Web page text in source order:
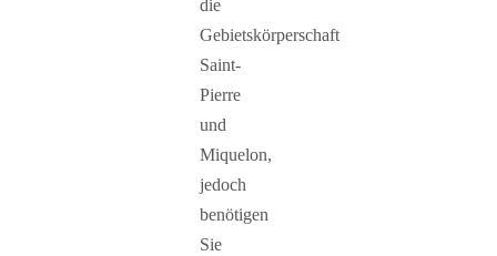
die
Gebietskörperschaft
Saint-
Pierre
und
Miquelon,
jedoch
benötigen
Sie